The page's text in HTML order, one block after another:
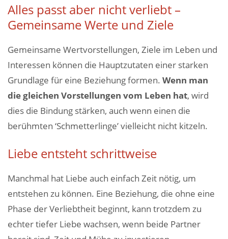
Alles passt aber nicht verliebt –
Gemeinsame Werte und Ziele
Gemeinsame Wertvorstellungen, Ziele im Leben und
Interessen können die Hauptzutaten einer starken
Grundlage für eine Beziehung formen. Wenn man
die gleichen Vorstellungen vom Leben hat, wird
dies die Bindung stärken, auch wenn einen die
berühmten ‘Schmetterlinge’ vielleicht nicht kitzeln.
Liebe entsteht schrittweise
Manchmal hat Liebe auch einfach Zeit nötig, um
entstehen zu können. Eine Beziehung, die ohne eine
Phase der Verliebtheit beginnt, kann trotzdem zu
echter tiefer Liebe wachsen, wenn beide Partner